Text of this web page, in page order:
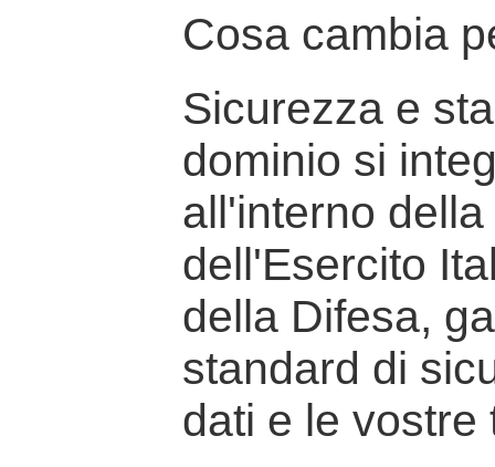
Cosa cambia
Sicurezza e
dominio si
all'interno
dell'Esercito
della Difesa,
standard di
dati e le vostre